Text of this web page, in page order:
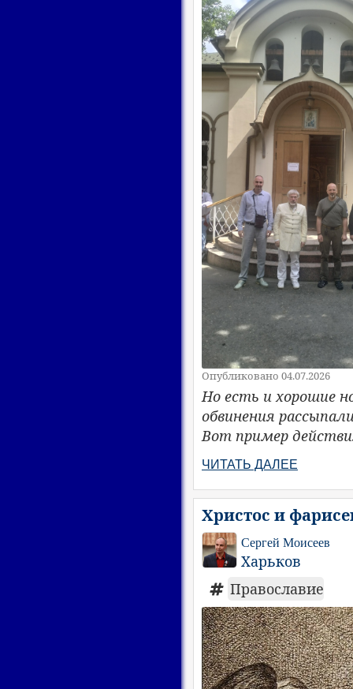
Опубликовано 04.07.2026
Но есть и хорошие
обвинения
Вот пример
ЧИТАТЬ ДАЛЕЕ
Христос и
Сергей Моисеев
Харьков
Православие